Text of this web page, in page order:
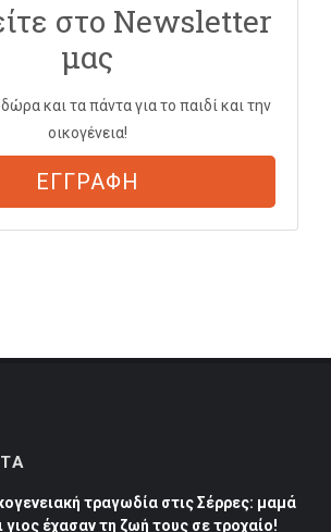
στο Newsletter
μας
και τα πάντα για το παιδί και την
οικογένεια!
ΕΓΓΡΑΦΗ
τραγωδία στις Σέρρες: μαμά
γιος έχασαν τη ζωή τους σε τροχαίο!